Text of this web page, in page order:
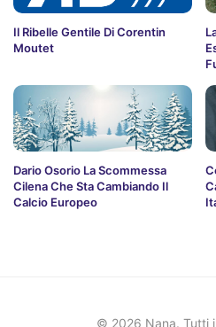
Il Ribelle Gentile Di Corentin
Moutet
Dario Osorio La Scommessa
Cilena Che Sta Cambiando Il
Calcio Europeo
© 2026 Nana. Tutti